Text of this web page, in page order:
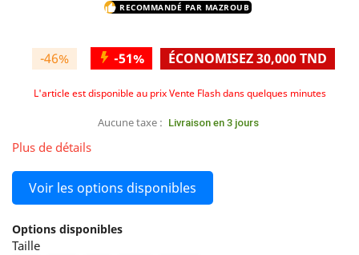
thumb_up RECOMMANDÉ PAR MAZROUB
-46% -51% ÉCONOMISEZ 30,000 TND
L'article est disponible au prix Vente Flash dans quelques minutes
Aucune taxe : Livraison en 3 jours
Plus de détails
Voir les options disponibles
Options disponibles
Taille